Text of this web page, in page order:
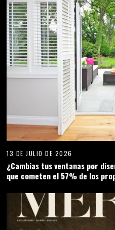
13 DE JULIO DE 2026
¿Cambias tus ventanas por
que cometen el 57% de los